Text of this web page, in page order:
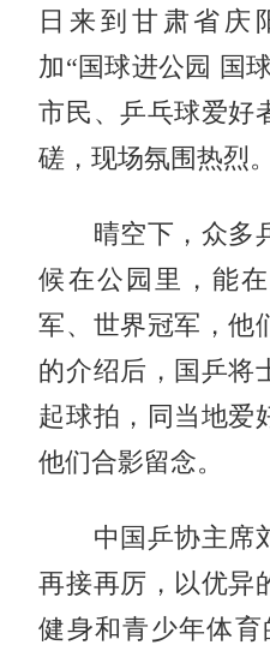
日来到甘肃省庆
加“国球进公园 国
市民、乒乓球爱好
磋，现场氛围热烈。
晴空下，众多
候在公园里，能
军、世界冠军，他
的介绍后，国乒将
起球拍，同当地爱
他们合影留念。
中国乒协主席
再接再厉，以优异
健身和青少年体